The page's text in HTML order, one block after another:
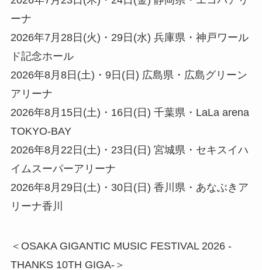
ーナ
2026年7月28日(火)・29日(水) 兵庫県・神戸ワール
ド記念ホール
2026年8月8日(土)・9日(日) 広島県・広島グリーン
アリーナ
2026年8月15日(土)・16日(日) 千葉県・LaLa arena
TOKYO-BAY
2026年8月22日(土)・23日(日) 宮城県・セキスイハ
イムスーパーアリーナ
2026年8月29日(土)・30日(日) 香川県・あなぶきア
リーナ香川
＜OSAKA GIGANTIC MUSIC FESTIVAL 2026 -
THANKS 10TH GIGA-＞